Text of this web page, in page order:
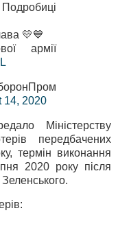
💛💙
армії
14, 2020
Міністерству
передбачених
термін виконання
2020 року після